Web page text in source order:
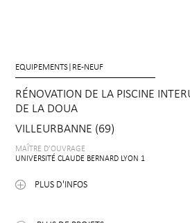
EQUIPEMENTS RE-NEUF
RÉNOVATION DE LA PISCINE
DE LA DOUA
VILLEURBANNE (69)
MAÎTRE D’OUVRAGE
UNIVERSITÉ CLAUDE BERNARD LYON 1
PLUS D'INFOS